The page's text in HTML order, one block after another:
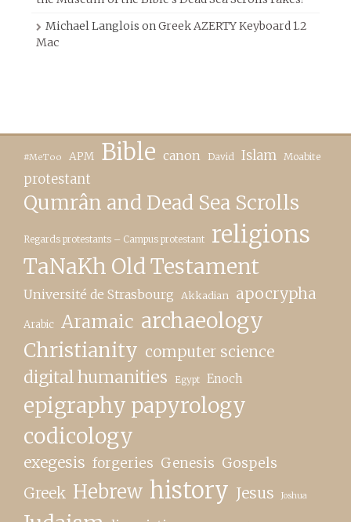
Michael Langlois onGreek AZERTY Keyboard 1.2
Mac
#MeToo APM Bible canon David Islam Moabite
protestant
Qumrân and Dead Sea Scrolls
Regards protestants – Campus protestant religions
TaNaKh Old Testament
Université de Strasbourg Akkadian apocrypha
Arabic Aramaic archaeology
Christianity computer science
digital humanities Egypt Enoch
epigraphy papyrology
codicology
exegesis forgeries Genesis Gospels
Greek Hebrew history Jesus Joshua